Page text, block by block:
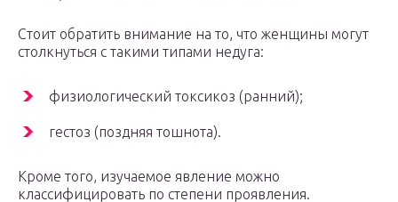
Стоит обратить внимание на то, что женщины могут
столкнуться с такими типами недуга:
физиологический токсикоз (ранний);
гестоз (поздняя тошнота).
Кроме того, изучаемое явление можно
классифицировать по степени проявления.